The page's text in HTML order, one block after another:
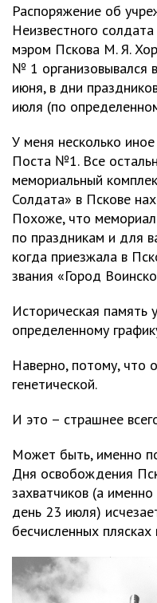
Распоряжение об
Неизвестного
мэром Пскова М. Я.
№ 1 организовывался
июня, в дни
июля (по
У меня несколько
Поста №1. Все
мемориальный
Солдата» в Пскове
Похоже, что
по праздникам и для
когда приезжала в
звания «Город
Историческая память
определенному
Наверно, потому, что
генетической.
И это – страшнее
Может быть, именно
Дня освобождения
захватчиков (а
день 23 июля)
бесчисленных плясках